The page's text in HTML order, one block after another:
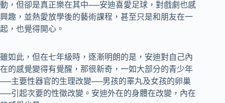
動，但卻是真正樂在其中──安迪喜愛足球，對戲劇也感
興趣，並熱愛放學後的藝術課程，甚至只是和朋友在一
起，也覺得開心。
雖如此，但在七年級時，逐漸明朗的是，安迪對自己內
在的感覺變得有覺醒，那很新奇，一如大部分的青少年
──主要性器官的生理改變──男孩的睪丸及女孩的卵巢
──引起次要的性徵改變。安迪外在的身體在改變，內在